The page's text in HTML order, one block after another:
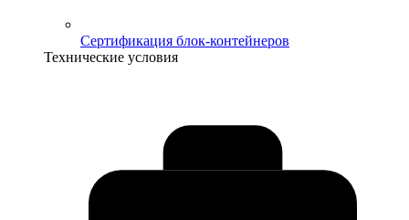
Сертификация блок-контейнеров
Технические условия